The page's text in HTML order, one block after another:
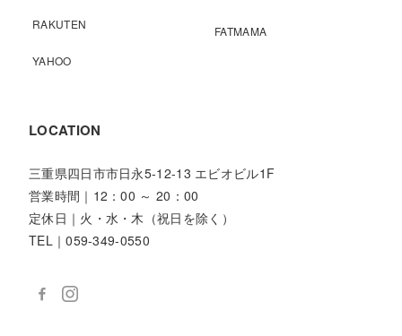
RAKUTEN
YAHOO
FATMAMA
LOCATION
三重県四日市市日永5-12-13 エビオビル1F
営業時間｜12：00 ～ 20：00
定休日｜火・水・木（祝日を除く）
TEL｜059-349-0550